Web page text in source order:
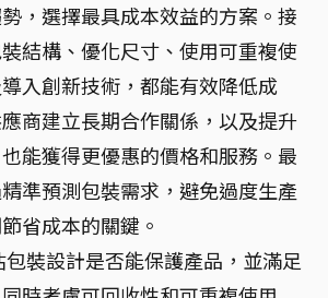
，選擇最具成本效益的方案。接
結構、優化尺寸、使用可重複使
入創新技術，都能有效降低成
商建立長期合作關係，以及提升
能獲得更優惠的價格和服務。最
準預測包裝需求，避免過度生產
省成本的關鍵。
裝設計是否能保護產品，並滿足